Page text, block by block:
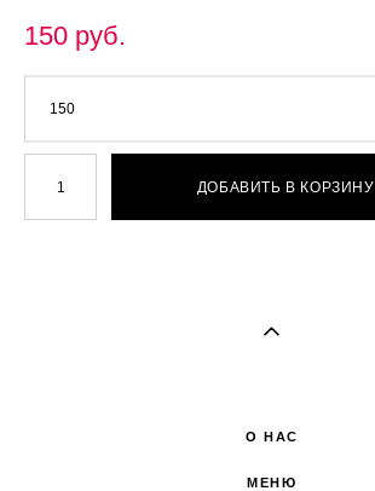
150 pуб.
150
ДОБАВИТЬ В КОРЗИНУ
О НАС
МЕНЮ